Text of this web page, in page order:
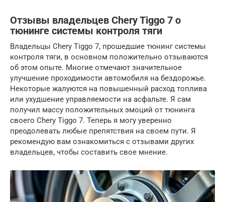
Отзывы владельцев Chery Tiggo 7 о
тюнинге системы контроля тяги
Владельцы Chery Tiggo 7, прошедшие тюнинг системы
контроля тяги, в основном положительно отзываются
об этом опыте. Многие отмечают значительное
улучшение проходимости автомобиля на бездорожье.
Некоторые жалуются на повышенный расход топлива
или ухудшение управляемости на асфальте. Я сам
получил массу положительных эмоций от тюнинга
своего Chery Tiggo 7. Теперь я могу уверенно
преодолевать любые препятствия на своем пути. Я
рекомендую вам ознакомиться с отзывами других
владельцев, чтобы составить свое мнение.